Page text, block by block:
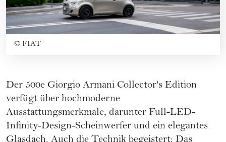
© FIAT
Der 500e Giorgio Armani Collector's Edition
verfügt über hochmoderne
Ausstattungsmerkmale, darunter Full-LED-
Infinity-Design-Scheinwerfer und ein elegantes